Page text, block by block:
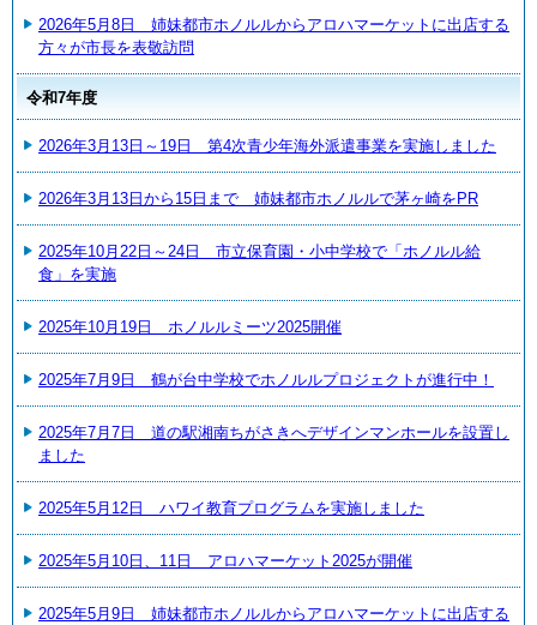
2026年5月8日 姉妹都市ホノルルからアロハマーケットに出店する
方々が市長を表敬訪問
令和7年度
2026年3月13日～19日 第4次青少年海外派遣事業を実施しました
2026年3月13日から15日まで 姉妹都市ホノルルで茅ヶ崎をPR
2025年10月22日～24日 市立保育園・小中学校で「ホノルル給
食」を実施
2025年10月19日 ホノルルミーツ2025開催
2025年7月9日 鶴が台中学校でホノルルプロジェクトが進行中！
2025年7月7日 道の駅湘南ちがさきへデザインマンホールを設置し
ました
2025年5月12日 ハワイ教育プログラムを実施しました
2025年5月10日、11日 アロハマーケット2025が開催
2025年5月9日 姉妹都市ホノルルからアロハマーケットに出店する